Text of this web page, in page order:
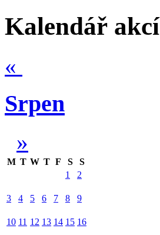
Kalendář akcí
«
Srpen
»
M T W T F S
S
1
2
3 4 5 6 7 8 9
10 11 12 13 14 15 16